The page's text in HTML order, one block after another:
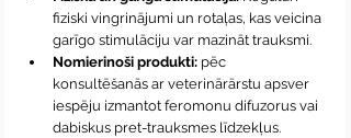
fiziski vingrinājumi un rotaļas, kas veicina
garīgo stimulāciju var mazināt trauksmi.
Nomierinoši produkti: pēc
konsultēšanās ar veterinārārstu apsver
iespēju izmantot feromonu difuzorus vai
dabiskus pret-trauksmes līdzekļus.